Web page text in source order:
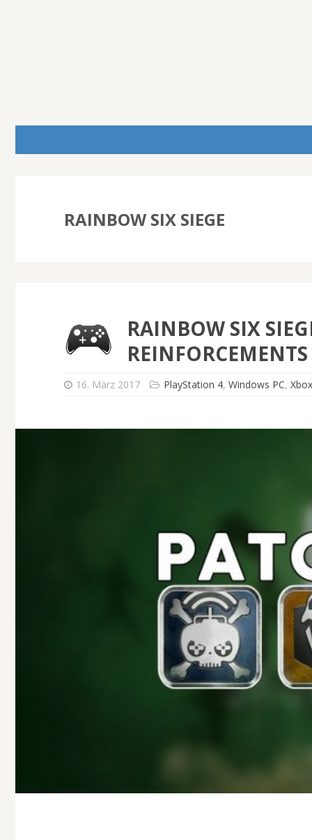
RAINBOW SIX SIEGE
RAINBOW SIX
16. März 2017 PlayStation 4,Windows PC,